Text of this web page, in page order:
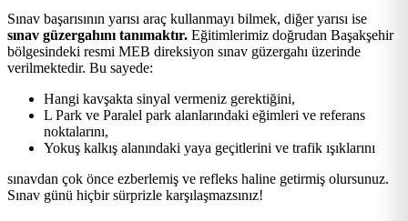
Sınav başarısının yarısı araç kullanmayı bilmek, diğer yarısı ise
sınav güzergahını tanımaktır. Eğitimlerimiz doğrudan Başakşehir
bölgesindeki resmi MEB direksiyon sınav güzergahı üzerinde
verilmektedir. Bu sayede:
Hangi kavşakta sinyal vermeniz gerektiğini,
L Park ve Paralel park alanlarındaki eğimleri ve referans
noktalarını,
Yokuş kalkış alanındaki yaya geçitlerini ve trafik ışıklarını
sınavdan çok önce ezberlemiş ve refleks haline getirmiş olursunuz.
Sınav günü hiçbir sürprizle karşılaşmazsınız!